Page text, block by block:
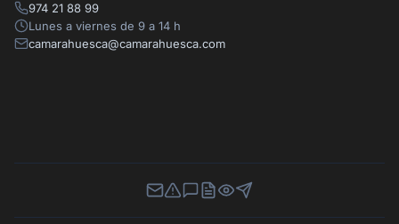
974 21 88 99
Lunes a viernes de 9 a 14 h
camarahuesca@camarahuesca.com
Newsletter
Canal de Denuncias
Buzón de Sugerencias
Perfil Contratante
Ley de Transparencia
Contacta con nosotros